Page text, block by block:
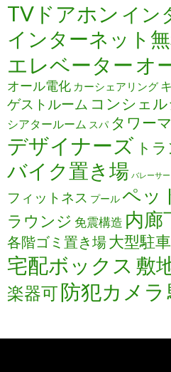
TVドアホン イン
インターネット
エレベーター オ
オール電化 カーシェアリング
ゲストルーム コンシェル
シアタールーム スパ タワー
デザイナーズ ト
バイク置き場 バレーサー
フィットネス プールペッ
ラウンジ 免震構造 内廊
各階ゴミ置き場大型駐
宅配ボックス 敷
楽器可防犯カメラ